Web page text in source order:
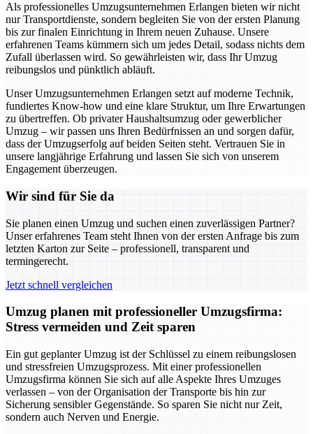
Als professionelles Umzugsunternehmen Erlangen bieten wir nicht
nur Transportdienste, sondern begleiten Sie von der ersten Planung
bis zur finalen Einrichtung in Ihrem neuen Zuhause. Unsere
erfahrenen Teams kümmern sich um jedes Detail, sodass nichts dem
Zufall überlassen wird. So gewährleisten wir, dass Ihr Umzug
reibungslos und pünktlich abläuft.
Unser Umzugsunternehmen Erlangen setzt auf moderne Technik,
fundiertes Know-how und eine klare Struktur, um Ihre Erwartungen
zu übertreffen. Ob privater Haushaltsumzug oder gewerblicher
Umzug – wir passen uns Ihren Bedürfnissen an und sorgen dafür,
dass der Umzugserfolg auf beiden Seiten steht. Vertrauen Sie in
unsere langjährige Erfahrung und lassen Sie sich von unserem
Engagement überzeugen.
Wir sind für Sie da
Sie planen einen Umzug und suchen einen zuverlässigen Partner?
Unser erfahrenes Team steht Ihnen von der ersten Anfrage bis zum
letzten Karton zur Seite – professionell, transparent und
termingerecht.
Jetzt schnell vergleichen
Umzug planen mit professioneller Umzugsfirma:
Stress vermeiden und Zeit sparen
Ein gut geplanter Umzug ist der Schlüssel zu einem reibungslosen
und stressfreien Umzugsprozess. Mit einer professionellen
Umzugsfirma können Sie sich auf alle Aspekte Ihres Umzuges
verlassen – von der Organisation der Transporte bis hin zur
Sicherung sensibler Gegenstände. So sparen Sie nicht nur Zeit,
sondern auch Nerven und Energie.